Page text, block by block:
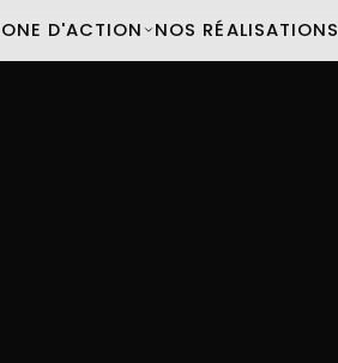
D'ACTION NOS RÉALISATIONS